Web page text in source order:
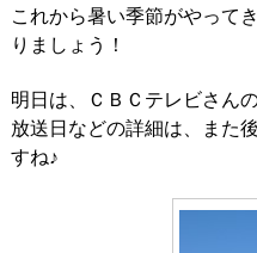
これから暑い季節がやって
りましょう！
明日は、ＣＢＣテレビさん
放送日などの詳細は、また
すね♪